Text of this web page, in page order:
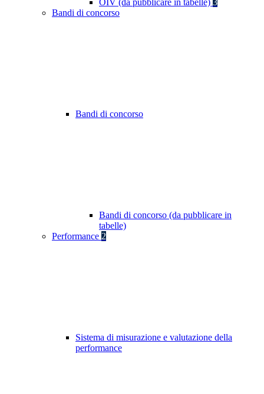
OIV (da pubblicare in tabelle) 3
Bandi di concorso
Bandi di concorso
Bandi di concorso (da pubblicare in
tabelle)
Performance 2
Sistema di misurazione e valutazione della
performance